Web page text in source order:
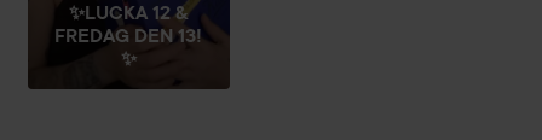
✨️LUCKA 12 &
FREDAG DEN 13!
✨️